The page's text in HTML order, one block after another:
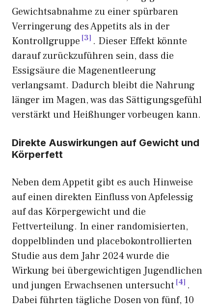
Gewichtsabnahme zu einer spürbaren
Verringerung des Appetits als in der
Kontrollgruppe 3 . Dieser Effekt könnte
darauf zurückzuführen sein, dass die
Essigsäure die Magenentleerung
verlangsamt. Dadurch bleibt die Nahrung
länger im Magen, was das Sättigungsgefühl
verstärkt und Heißhunger vorbeugen kann.
Direkte Auswirkungen auf Gewicht und
Körperfett
Neben dem Appetit gibt es auch Hinweise
auf einen direkten Einfluss von Apfelessig
auf das Körpergewicht und die
Fettverteilung. In einer randomisierten,
doppelblinden und placebokontrollierten
Studie aus dem Jahr 2024 wurde die
Wirkung bei übergewichtigen Jugendlichen
und jungen Erwachsenen untersucht 4 .
Dabei führten tägliche Dosen von fünf, 10